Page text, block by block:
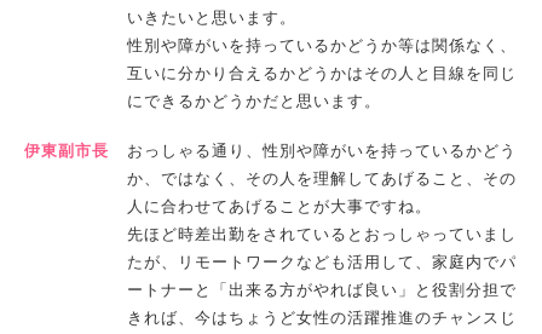
いきたいと思います。
性別や障がいを持っているかどうか等は関係なく、
互いに分かり合えるかどうかはその人と目線を同じ
にできるかどうかだと思います。
伊東副市長
おっしゃる通り、性別や障がいを持っているかどう
か、ではなく、その人を理解してあげること、その
人に合わせてあげることが大事ですね。
先ほど時差出勤をされているとおっしゃっていまし
たが、リモートワークなども活用して、家庭内でパ
ートナーと「出来る方がやれば良い」と役割分担で
きれば、今はちょうど女性の活躍推進のチャンスじ